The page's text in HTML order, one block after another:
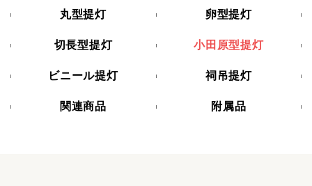
丸型提灯 卵型提灯
切長型提灯 小田原型提灯
ビニール提灯 祠吊提灯
関連商品 附属品